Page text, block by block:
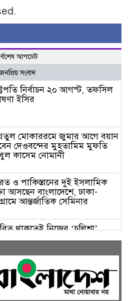
আপডেট
সংবাদ
নির্বাচন ২০ আগস্ট, তফসিল
ইসির
মোকাররমে জুমার আগে বয়ান
দেওবন্দের মুহতামিম মুফতি
কাসেম নোমানী
ও পাকিস্তানের দুই ইসলামিক
আসছেন বাংলাদেশে, ঢাকা-
আন্তর্জাতিক সেমিনার
থাকতেই নিজের ‘চল্লিশা’
বৃদ্ধ, খেলেন ২ হাজার মানুষ
উপজেলা প্রশাসনের
জুলাই গণঅভ্যুত্থান দিবস